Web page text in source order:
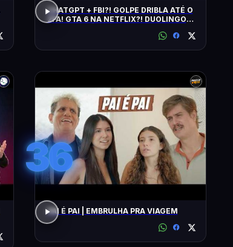
CHATGPT + FBI?! GOLPE DRIBLA ATÉ O
2FA! GTA 6 NA NETFLIX?! DUOLINGO
36
PAI É PAI | EMBRULHA PRA VIAGEM